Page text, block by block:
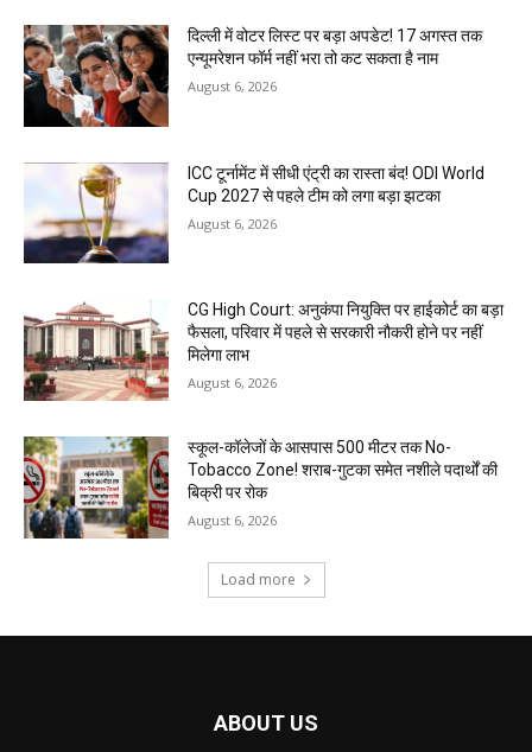
दिल्ली में वोटर लिस्ट पर बड़ा अपडेट! 17 अगस्त तक
एन्यूमरेशन फॉर्म नहीं भरा तो कट सकता है नाम
August 6, 2026
ICC टूर्नामेंट में सीधी एंट्री का रास्ता बंद! ODI World
Cup 2027 से पहले टीम को लगा बड़ा झटका
August 6, 2026
CG High Court: अनुकंपा नियुक्ति पर हाईकोर्ट का बड़ा
फैसला, परिवार में पहले से सरकारी नौकरी होने पर नहीं
मिलेगा लाभ
August 6, 2026
स्कूल-कॉलेजों के आसपास 500 मीटर तक No-
Tobacco Zone! शराब-गुटका समेत नशीले पदार्थों की
बिक्री पर रोक
August 6, 2026
Load more
ABOUT US